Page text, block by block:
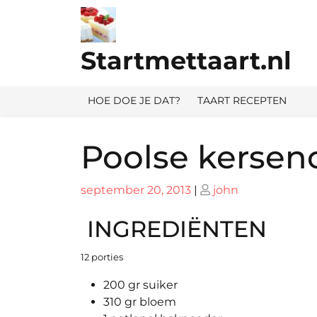
Startmettaart.nl
HOE DOE JE DAT? TAART RECEPTEN
Poolse
Geplaatst
september 20, 2013 | Geplaatst
john
INGREDIËNTEN
12 porties
200 gr suiker
310 gr bloem